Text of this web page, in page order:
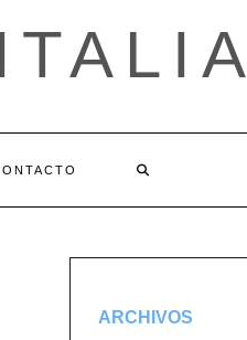
ARCHIVOS